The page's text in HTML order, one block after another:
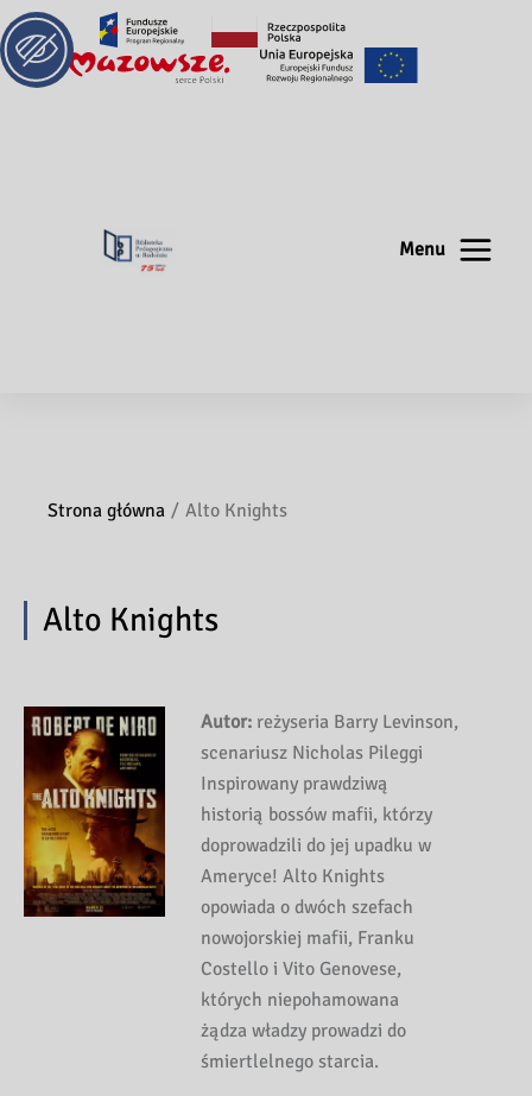
Menu
Strona główna Alto Knights
Alto Knights
Autor: reżyseria Barry Levinson,
scenariusz Nicholas Pileggi
Inspirowany prawdziwą
historią bossów mafii, którzy
doprowadzili do jej upadku w
Ameryce! Alto Knights
opowiada o dwóch szefach
nowojorskiej mafii, Franku
Costello i Vito Genovese,
których niepohamowana
żądza władzy prowadzi do
śmiertlelnego starcia.